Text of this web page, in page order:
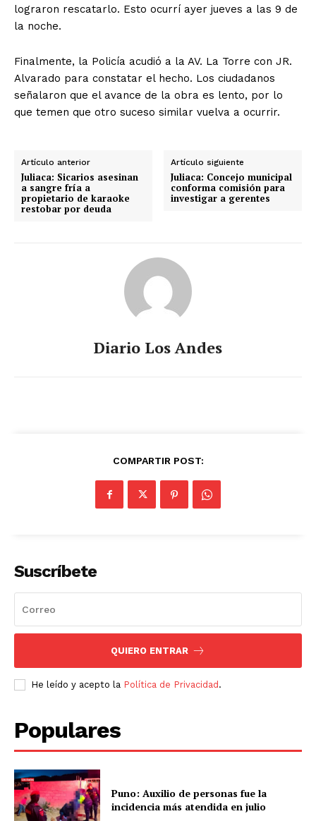
lograron rescatarlo. Esto ocurrí ayer jueves a las 9 de
la noche.
Finalmente, la Policía acudió a la AV. La Torre con JR.
Alvarado para constatar el hecho. Los ciudadanos
señalaron que el avance de la obra es lento, por lo
que temen que otro suceso similar vuelva a ocurrir.
Artículo anterior
Juliaca: Sicarios asesinan
a sangre fría a
propietario de karaoke
restobar por deuda
Artículo siguiente
Juliaca: Concejo municipal
conforma comisión para
investigar a gerentes
Diario Los Andes
COMPARTIR POST:
Suscríbete
QUIERO ENTRAR
He leído y acepto la Política de Privacidad .
Populares
Puno: Auxilio de personas fue la
incidencia más atendida en julio